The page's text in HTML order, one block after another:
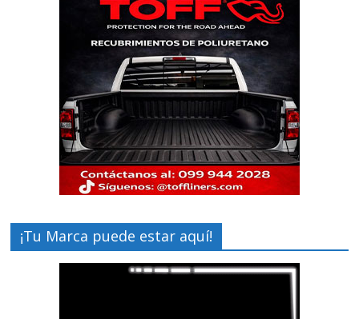
¡Tu Marca puede estar aquí!